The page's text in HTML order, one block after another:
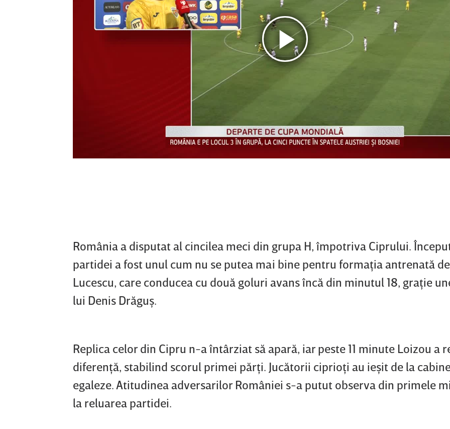
România a disputat al cincilea meci din grupa H, împotriva Ciprului.
partidei a fost unul cum nu se putea mai bine pentru formaţia antrenată
Lucescu, care conducea cu două goluri avans încă din minutul 18, graţie
lui Denis Drăguş.
Replica celor din Cipru n-a întârziat să apară, iar peste 11 minute Loizou a
diferenţă, stabilind scorul primei părţi. Jucătorii ciprioţi au ieşit de la
egaleze. Atitudinea adversarilor României s-a putut observa din primele
la reluarea partidei.